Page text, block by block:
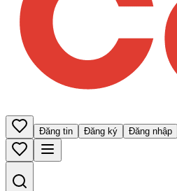
Đăng tin Đăng ký Đăng nhập